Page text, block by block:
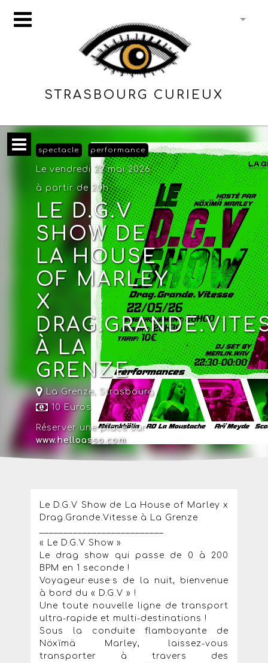
STRASBOURG CURIEUX
spectacle performance
Le vendredi 22 mai 2026
à partir de 20h
LE D.G.V
SHOW DE
LA HOUSE
OF MARLEY
X
À LA
GRENZE
La Grenze, Strasbourg
10 Euros
Réserver une place sur
www.helloasso.com
Le D.G.V Show de La House of Marley x
Drag.Grande.Vitesse à La Grenze
« Le D.G.V Show »
Le drag show qui passe de 0 à 200
BPM en 1 seconde !
Voyageur·euse·s de la nuit, bienvenue
à bord du « D.G.V » !
Une toute nouvelle ligne de transport
ultra-rapide et multi-destinations !
Sous la conduite flamboyante de
Nöxïmä Marley, laissez-vous
transporter à travers des